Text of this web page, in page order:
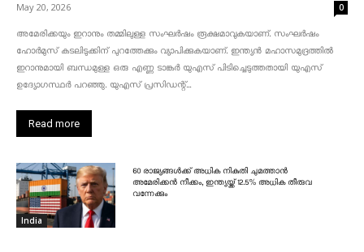
May 20, 2026 0
അമേരിക്കയും ഇറാനും തമ്മിലുള്ള സംഘർഷം രൂക്ഷമാവുകയാണ്. സംഘർഷം
ഹോർമുസ് കടലിടുക്കിന് പുറത്തേക്കും വ്യാപിക്കുകയാണ്. ഇന്ത്യൻ മഹാസമുദ്രത്തിൽ
ഇറാനുമായി ബന്ധമുള്ള ഒരു എണ്ണ ടാങ്കർ യുഎസ് പിടിച്ചെടുത്തതായി യുഎസ്
ഉദ്യോഗസ്ഥർ പറഞ്ഞു. യുഎസ് പ്രസിഡന്റ്...
Read more
India
60 രാജ്യങ്ങൾക്ക് അധിക നികുതി ചുമത്താൻ
അമേരിക്കൻ നീക്കം, ഇന്ത്യയ്ക്ക് 12.5% അധിക തീരുവ
വന്നേക്കും